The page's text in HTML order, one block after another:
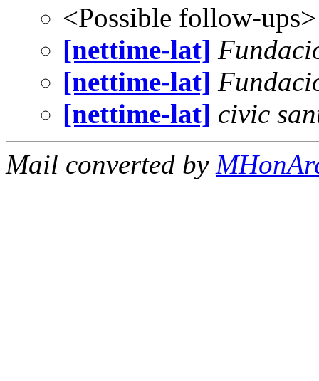
<Possible follow-ups>
[nettime-lat]
[nettime-lat]
[nettime-lat] civic
Mail converted by